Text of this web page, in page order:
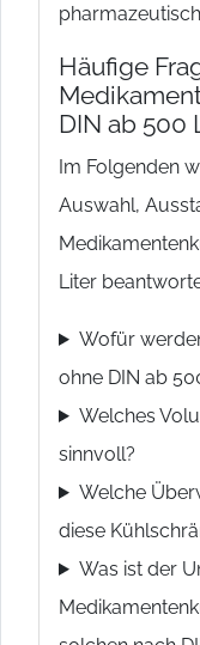
Häufige
DIN ab 500
Im Folgenden
Auswahl,
Liter
Wofür
ohne DIN ab
Welches
sinnvoll?
Welche
diese
Was ist der